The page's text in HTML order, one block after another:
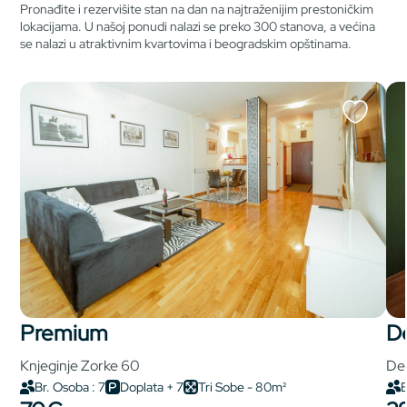
Pronađite i rezervišite stan na dan na najtraženijim prestoničkim
lokacijama. U našoj ponudi nalazi se preko 300 stanova, a većina
se nalazi u atraktivnim kvartovima i beogradskim opštinama.
premium
Knjeginje Zorke 60
Br. Osoba : 7 Doplata + 7 Tri Sobe - 80m²